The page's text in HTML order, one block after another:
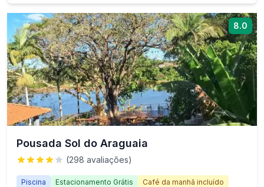
8.0
Pousada Sol do Araguaia
(298 avaliações)
Piscina Estacionamento Grátis Café da manhã incluído